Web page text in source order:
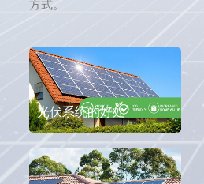
方式。
光伏系统的好处